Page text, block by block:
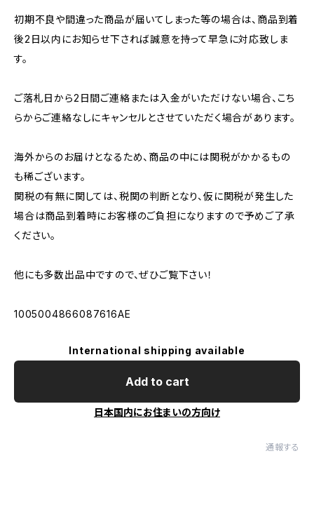
初期不良や間違った商品が届いてしまった等の場合は、商品到着
後2日以内にお知らせ下されば誠意を持って早急に対応致しま
す。
ご落札日から2日間ご連絡または入金がいただけない場合、こち
らからご連絡なしにキャンセルとさせていただく場合があります。
海外からのお届けとなるため、商品の中には関税がかかるもの
も稀ございます。
関税の有無に関しては、税関の判断となり、仮に関税が発生した
場合は商品到着時にお客様のご負担になりますので予めご了承
ください。
他にも多数出品中ですので、ぜひご覧下さい！
1005004866087616AE
International shipping available
Add to cart
日本国内にお住まいの方向け
通報する